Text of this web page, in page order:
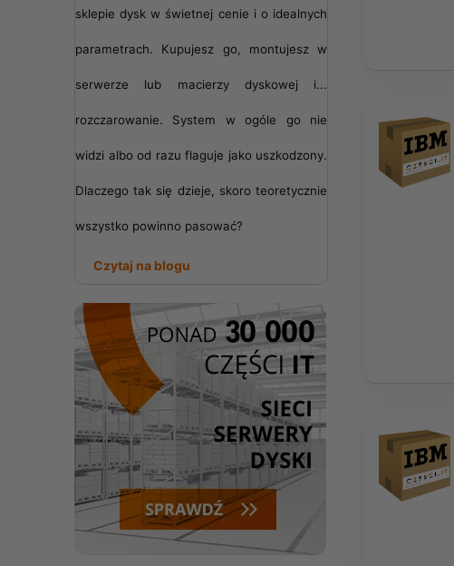
sklepie dysk w świetnej cenie i o idealnych
parametrach. Kupujesz go, montujesz w
serwerze lub macierzy dyskowej i...
rozczarowanie. System w ogóle go nie
widzi albo od razu flaguje jako uszkodzony.
Dlaczego tak się dzieje, skoro teoretycznie
wszystko powinno pasować?
Czytaj na blogu